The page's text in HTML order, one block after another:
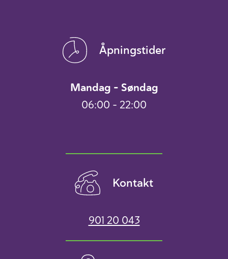
Åpningstider
Mandag – Søndag
06:00 – 22:00
Kontakt
901 20 043